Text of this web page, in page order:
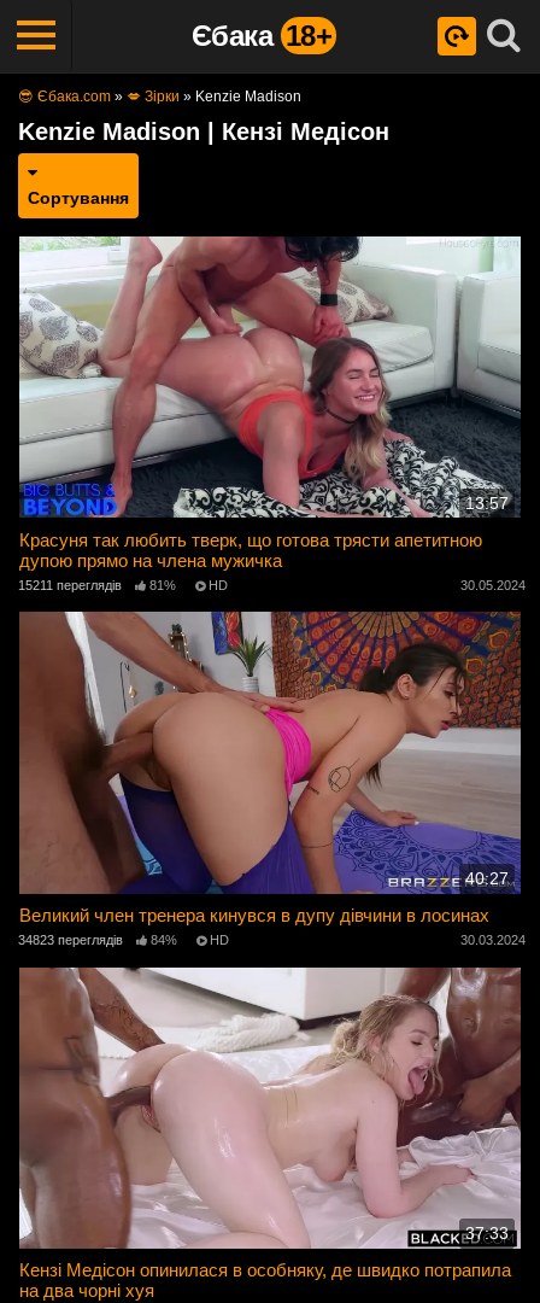
Єбака 18+
😎 Єбака.com » 💋 Зірки » Kenzie Madison
Kenzie Madison | Кензі Медісон
Сортування
13:57
Красуня так любить тверк, що готова трясти апетитною
дупою прямо на члена мужичка
15211 переглядів 81% HD 30.05.2024
40:27
Великий член тренера кинувся в дупу дівчини в лосинах
34823 переглядів 84% HD 30.03.2024
37:33
Кензі Медісон опинилася в особняку, де швидко потрапила
на два чорні хуя